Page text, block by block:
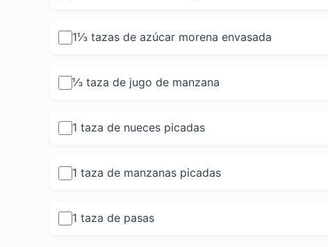
1⅓ tazas de azúcar morena envasada
⅓ taza de jugo de manzana
1 taza de nueces picadas
1 taza de manzanas picadas
1 taza de pasas